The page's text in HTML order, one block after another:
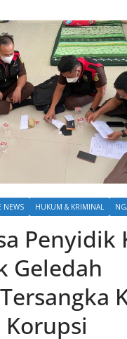
NEWS HUKUM & KRIMINAL
Penyidik
Geledah
Korupsi